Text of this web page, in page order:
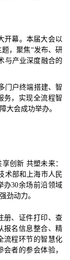
开幕。本届大会以
，聚焦“发布、研
与产业深度融合的
门户终端搭建、智
务，实现全流程智
大会成功举办。
创新 共塑未来：
术部和上海市人民
办30余场前沿领域
劲动力。
册、证件打印、查
报名信息整合、精
流程环节的智慧化
者的参会体验，